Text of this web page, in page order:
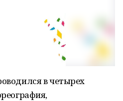
в четырех